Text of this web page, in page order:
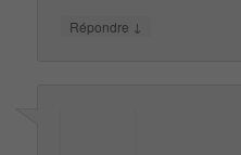
Répondre ↓